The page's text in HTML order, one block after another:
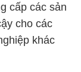
cấp các sản
cho các
khác